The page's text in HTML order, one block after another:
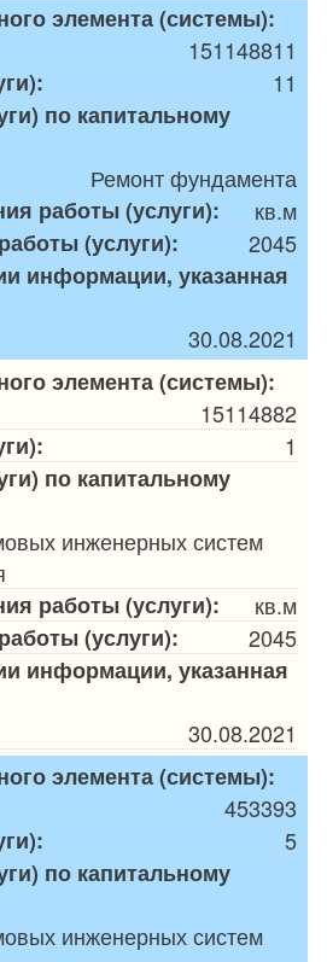
элемента (системы):
151148811
11
по капитальному
Ремонт фундамента
работы (услуги):
кв.м
(услуги):
2045
информации, указанная
30.08.2021
элемента (системы):
15114882
1
по капитальному
инженерных систем
работы (услуги):
кв.м
(услуги):
2045
информации, указанная
30.08.2021
элемента (системы):
453393
5
по капитальному
инженерных систем